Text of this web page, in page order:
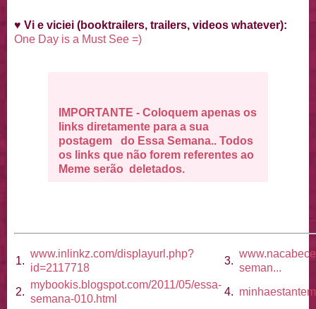
♥ Vi e viciei (booktrailers, trailers, videos whatever):
One Day is a Must See =)
IMPORTANTE - Coloquem apenas os
links diretamente para a sua
postagem do Essa Semana.. Todos
os links que não forem referentes ao
Meme serão deletados.
1.
www.inlinkz.com/displayurl.php?
id=2117718
3.
seman...
2.
mybookis.blogspot.com/2011/05/essa-
semana-010.html
4.